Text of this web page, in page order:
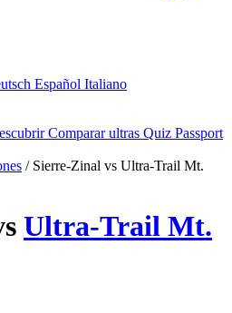
Español Italiano
Comparar ultras Quiz Passport
/ Sierre-Zinal vs Ultra-Trail Mt.
Ultra-Trail Mt.